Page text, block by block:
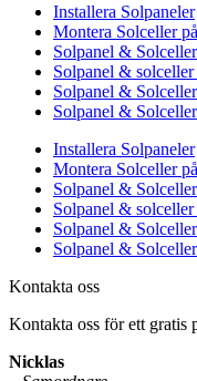
Installera Solpaneler
Montera Solceller
Solpanel &
Solpanel &
Solpanel &
Solpanel &
Installera Solpaneler
Montera Solceller
Solpanel &
Solpanel &
Solpanel &
Solpanel &
Kontakta oss
Kontakta oss för ett gratis
Nicklas